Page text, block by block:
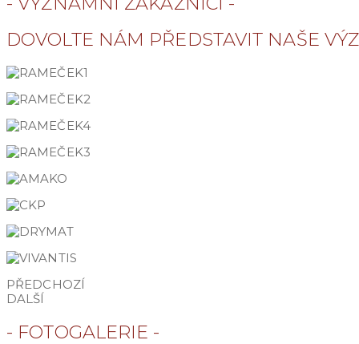
DOVOLTE NÁM PŘEDSTAVIT NAŠE
PŘEDCHOZÍ
DALŠÍ
- FOTOGALERIE -